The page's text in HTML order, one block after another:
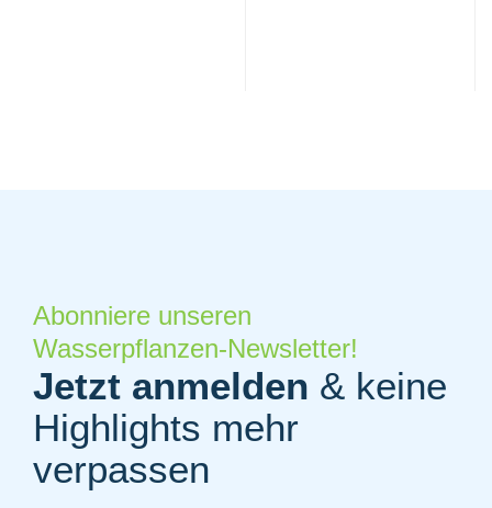
Abonniere unseren
Wasserpflanzen-Newsletter!
Jetzt anmelden & keine
Highlights mehr
verpassen